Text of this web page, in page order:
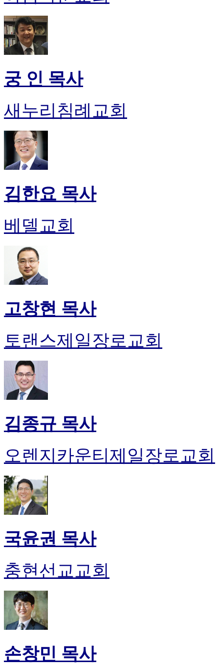
궁 인 목사
새누리침례교회
김한요 목사
베델교회
고창현 목사
토랜스제일장로교회
김종규 목사
오렌지카운티제일장로교회
국윤권 목사
충현선교교회
손창민 목사